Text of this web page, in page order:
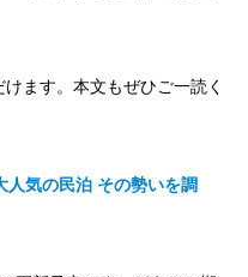
ます。本文もぜひご一読く
人気の民泊 その勢いを調